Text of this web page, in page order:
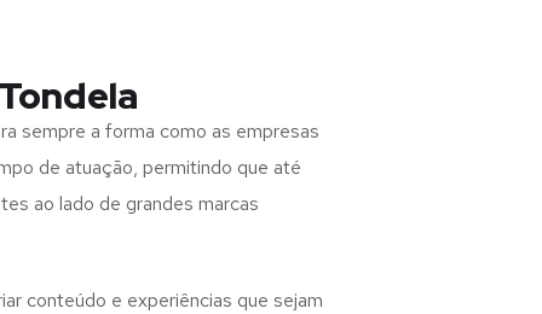
sempre a forma como as empresas
de atuação, permitindo que até
ao lado de grandes marcas
conteúdo e experiências que sejam